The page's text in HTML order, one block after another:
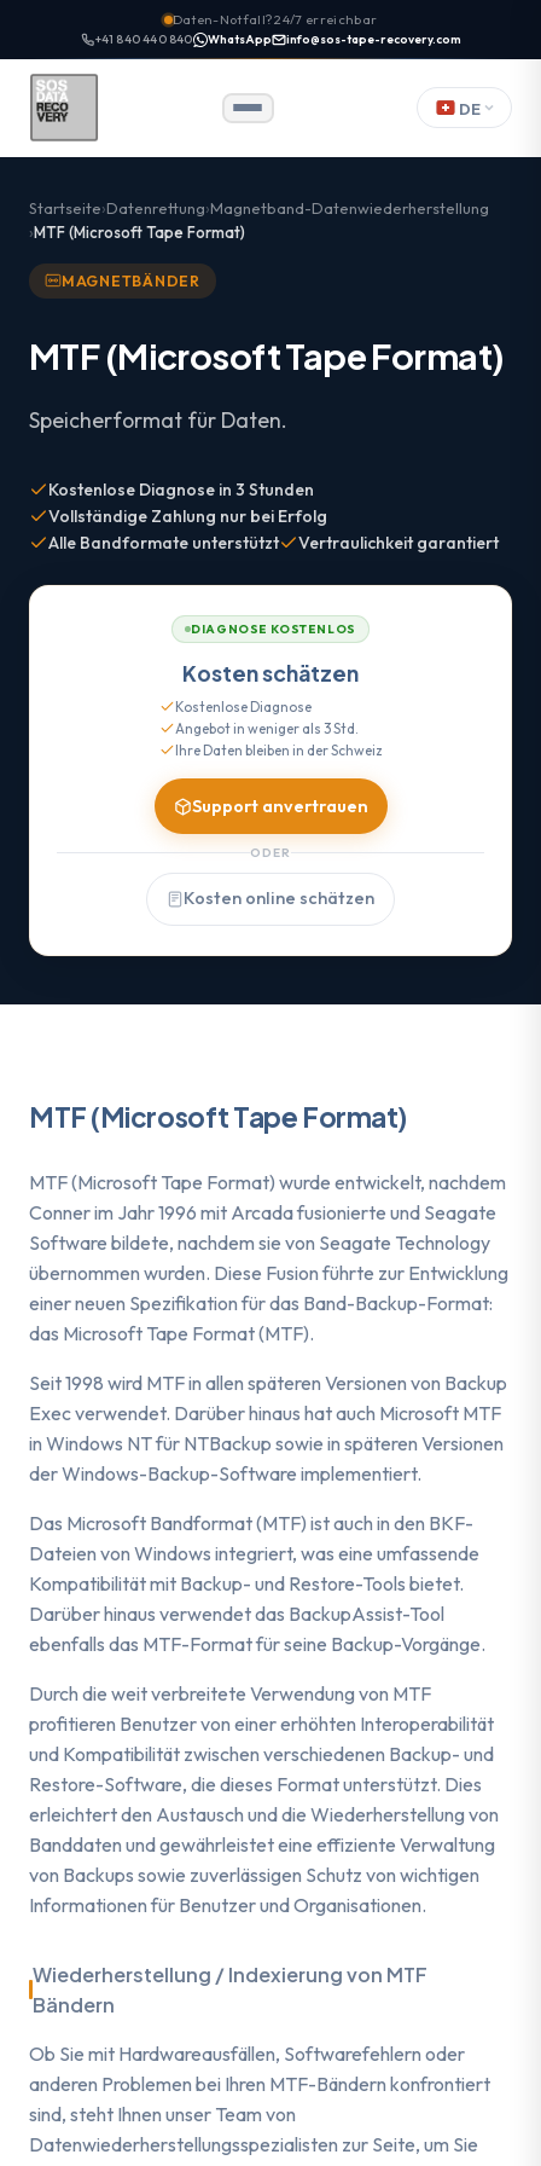
Daten-Notfall? 24/7 erreichbar
+41 840 440 840 WhatsApp info@sos-tape-recovery.com
DE
Startseite Datenrettung Magnetband-Datenwiederherstellung
MTF (Microsoft Tape Format)
MAGNETBÄNDER
MTF (Microsoft Tape Format)
Speicherformat für Daten.
Kostenlose Diagnose in 3 Stunden
Vollständige Zahlung nur bei Erfolg
Alle Bandformate unterstützt
Vertraulichkeit garantiert
DIAGNOSE KOSTENLOS
Kosten schätzen
Kostenlose Diagnose
Angebot in weniger als 3 Std.
Ihre Daten bleiben in der Schweiz
Support anvertrauen
ODER
Kosten online schätzen
MTF (Microsoft Tape Format)
MTF (Microsoft Tape Format) wurde entwickelt, nachdem
Conner im Jahr 1996 mit Arcada fusionierte und Seagate
Software bildete, nachdem sie von Seagate Technology
übernommen wurden. Diese Fusion führte zur Entwicklung
einer neuen Spezifikation für das Band-Backup-Format:
das Microsoft Tape Format (MTF).
Seit 1998 wird MTF in allen späteren Versionen von Backup
Exec verwendet. Darüber hinaus hat auch Microsoft MTF
in Windows NT für NTBackup sowie in späteren Versionen
der Windows-Backup-Software implementiert.
Das Microsoft Bandformat (MTF) ist auch in den BKF-
Dateien von Windows integriert, was eine umfassende
Kompatibilität mit Backup- und Restore-Tools bietet.
Darüber hinaus verwendet das BackupAssist-Tool
ebenfalls das MTF-Format für seine Backup-Vorgänge.
Durch die weit verbreitete Verwendung von MTF
profitieren Benutzer von einer erhöhten Interoperabilität
und Kompatibilität zwischen verschiedenen Backup- und
Restore-Software, die dieses Format unterstützt. Dies
erleichtert den Austausch und die Wiederherstellung von
Banddaten und gewährleistet eine effiziente Verwaltung
von Backups sowie zuverlässigen Schutz von wichtigen
Informationen für Benutzer und Organisationen.
Wiederherstellung / Indexierung von MTF
Bändern
Ob Sie mit Hardwareausfällen, Softwarefehlern oder
anderen Problemen bei Ihren MTF-Bändern konfrontiert
sind, steht Ihnen unser Team von
Datenwiederherstellungsspezialisten zur Seite, um Sie